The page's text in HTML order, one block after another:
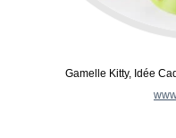
Gamelle Kitty, Idée